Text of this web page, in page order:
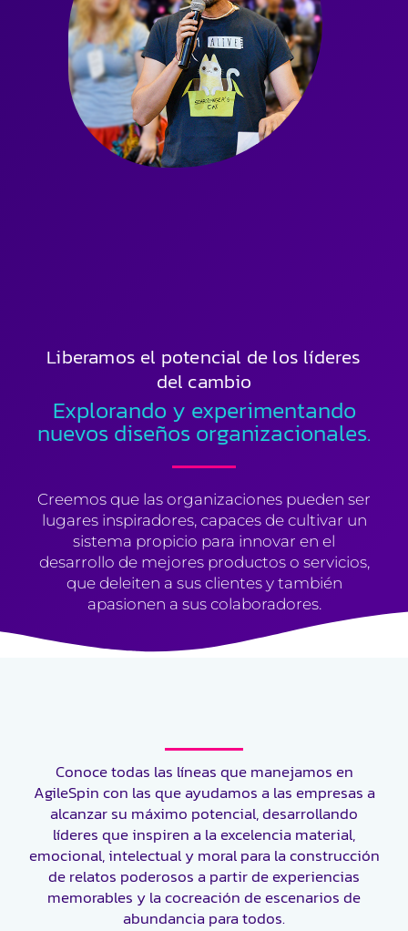
Liberamos el potencial de los líderes
del cambio
Explorando y experimentando
nuevos diseños organizacionales.
Creemos que las organizaciones pueden ser
lugares inspiradores, capaces de cultivar un
sistema propicio para innovar en el
desarrollo de mejores productos o servicios,
que deleiten a sus clientes y también
apasionen a sus colaboradores.
Conoce todas las líneas que manejamos en
AgileSpincon las que ayudamos a las empresas a
alcanzar su máximo potencial, desarrollando
líderes que inspiren a la excelencia material,
emocional, intelectual y moral para laconstrucción
de relatos poderosos a partir de experiencias
memorables y la cocreación de escenarios de
abundancia para todos.